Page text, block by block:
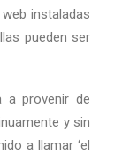
instaladas
pueden ser
a provenir de
y sin
a llamar ‘el